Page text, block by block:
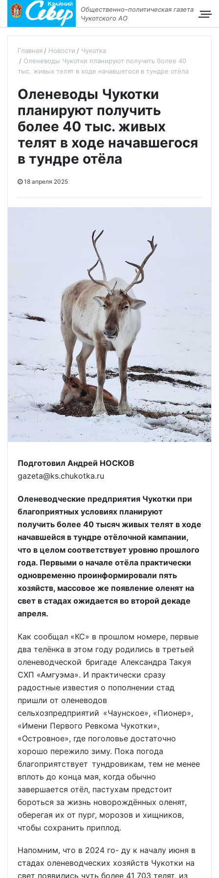
Общественно–политическая газета
Чукотского АО
Главная Новости
Чукотка
Оленеводы Чукотки планируют получить более 40
тыс. живых телят в ходе начавшегося в тундре отёла
Оленеводы Чукотки
планируют получить
более 40 тыс. живых
телят в ходе начавшегося
в тундре отёла
18 апреля 2025
Подготовил Андрей НОСКОВ
gazeta@ks.chukotka.ru
Оленеводческие предприятия Чукотки при
благоприятных условиях планируют
получить более 40 тысяч живых телят в ходе
начавшейся в тундре отёлочной кампании,
что в целом соответствует уровню прошлого
года. Первыми о начале отёла практически
одновременно проинформировали пять
хозяйств, массовое же появление оленят на
свет в стадах ожидается во второй декаде
апреля.
Как сообщал «КС» в прошлом номере, первые
два телёнка в этом году родились в третьей
оленеводческой бригаде Александра Такуя
СХП «Амгуэма». И практически сразу
радостные известия о пополнении стад
пришли от оленеводов
сельхозпредприятий «Чаунское», «Пионер»,
«Имени Первого Ревкома Чукотки»,
«Островное», где поголовье достаточно
хорошо пережило зиму. Пока погода
благоприятствует тундровикам, тем не менее
вплоть до конца мая, когда обычно
завершается отёл, пастухам предстоит
бороться за жизнь новорождённых оленят,
оберегая их от пург, морозов и хищников,
чтобы сохранить приплод.
Напомним, что в 2024 го- ду к началу июня в
стадах оленеводческих хозяйств Чукотки на
свет появились чуть более 41 703 телят, из